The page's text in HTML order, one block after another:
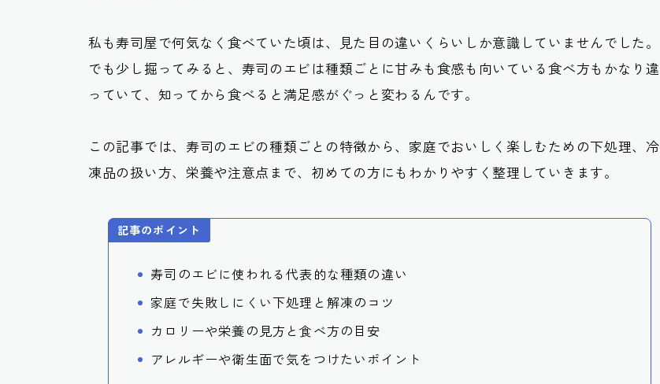
私も寿司屋で何気なく食べていた頃は、見た目の違いくらいしか意識していませんでした。
でも少し掘ってみると、寿司のエビは種類ごとに甘みも食感も向いている食べ方もかなり違
っていて、知ってから食べると満足感がぐっと変わるんです。
この記事では、寿司のエビの種類ごとの特徴から、家庭でおいしく楽しむための下処理、冷
凍品の扱い方、栄養や注意点まで、初めての方にもわかりやすく整理していきます。
記事のポイント
寿司のエビに使われる代表的な種類の違い
家庭で失敗しにくい下処理と解凍のコツ
カロリーや栄養の見方と食べ方の目安
アレルギーや衛生面で気をつけたいポイント